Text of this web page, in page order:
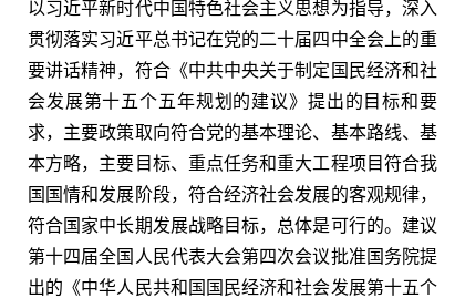
以习近平新时代中国特色社会主义思想为指导，深入
贯彻落实习近平总书记在党的二十届四中全会上的重
要讲话精神，符合《中共中央关于制定国民经济和社
会发展第十五个五年规划的建议》提出的目标和要
求，主要政策取向符合党的基本理论、基本路线、基
本方略，主要目标、重点任务和重大工程项目符合我
国国情和发展阶段，符合经济社会发展的客观规律，
符合国家中长期发展战略目标，总体是可行的。建议
第十四届全国人民代表大会第四次会议批准国务院提
出的《中华人民共和国国民经济和社会发展第十五个